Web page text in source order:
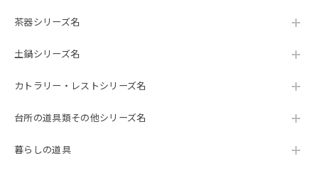
茶器シリーズ名
土鍋シリーズ名
カトラリー・レストシリーズ名
台所の道具類その他シリーズ名
暮らしの道具